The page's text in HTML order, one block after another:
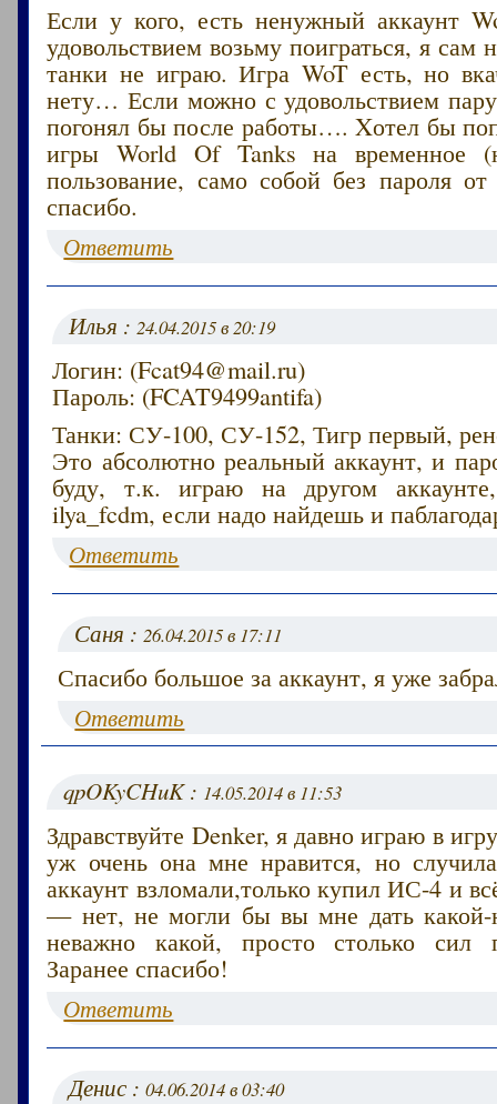
Если у кого, есть ненужный аккаунт
удовольствием возьму поиграться, я сам
танки не играю. Игра WoT есть, но
нету… Если можно с удовольствием
погонял бы после работы…. Xотел бы
игры World Of Tanks на временное
пользование, само собой без пароля
спасибо.
Ответить
Илья :24.04.2015 в 20:19
Логин: (Fcat94@mail.ru)
Пароль: (FCAT9499antifa)
Танки: СУ-100, СУ-152, Тигр первый,
Это абсолютно реальный аккаунт, и
буду, т.к. играю на другом
ilya_fcdm, если надо найдешь и
Ответить
Саня :26.04.2015 в 17:11
Спасибо большое за аккаунт, я уже
Ответить
qpOKyCHuK : 14.05.2014 в 11:53
Здравствуйте Denker, я давно играю в
уж очень она мне нравится, но
аккаунт взломали,только купил ИС-4 и
— нет, не могли бы вы мне дать какой-
неважно какой, просто столько сил
Заранее спасибо!
Ответить
Денис :04.06.2014 в 03:40